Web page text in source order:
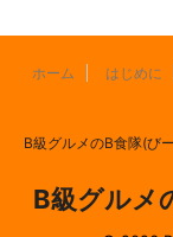
ホーム はじめに
B級グルメのB食隊(び
B級グルメ